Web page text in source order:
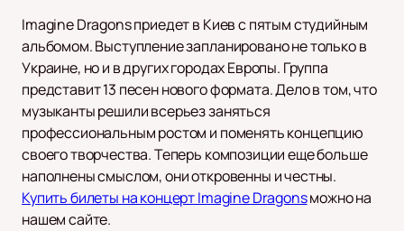
Imagine Dragons приедет в Киев с пятым студийным
альбомом. Выступление запланировано не только в
Украине, но и в других городах Европы. Группа
представит 13 песен нового формата. Дело в том, что
музыканты решили всерьез заняться
профессиональным ростом и поменять концепцию
своего творчества. Теперь композиции еще больше
наполнены смыслом, они откровенны и честны.
Купить билеты на концерт Imagine Dragonsможно на
нашем сайте.